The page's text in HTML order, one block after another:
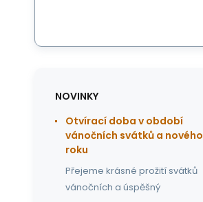
NOVINKY
Otvírací doba v období
vánočních svátků a nového
roku
Přejeme krásné prožití svátků
vánočních a úspěšný